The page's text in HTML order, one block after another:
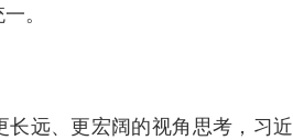
。
远、更宏阔的视角思考，习近